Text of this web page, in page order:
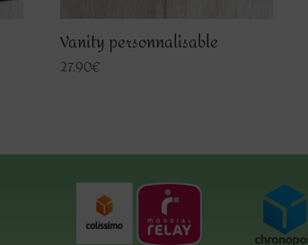
Vanity personnalisable
27.90€